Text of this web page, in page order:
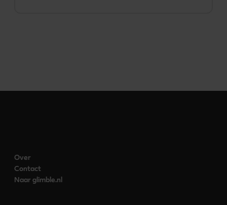
Over
Contact
Naar glimble.nl